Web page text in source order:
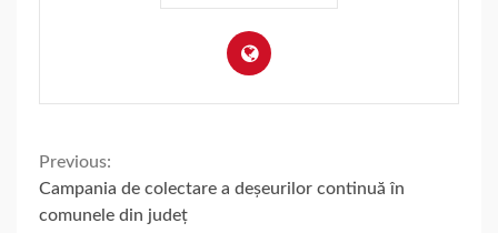
Continue
Reading
Previous:
Campania de colectare a deșeurilor continuă în
comunele din județ